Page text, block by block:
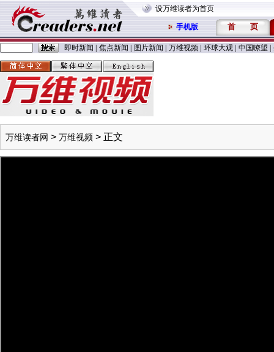
设万维读者为首页
手机版 首 页
即时新闻 焦点新闻 图片新闻 万维视频 环球大观 中国嘹望
万维读者网 > 万维视频 > 正文